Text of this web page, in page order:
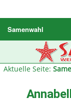
Samenwahl
Hanfsamen
Weitere Produkte
Aktuelle Seite: